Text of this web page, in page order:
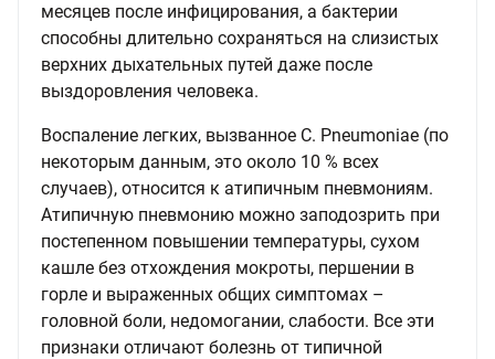
месяцев после инфицирования, а бактерии
способны длительно сохраняться на слизистых
верхних дыхательных путей даже после
выздоровления человека.
Воспаление легких, вызванное C. Pneumoniae (по
некоторым данным, это около 10 % всех
случаев), относится к атипичным пневмониям.
Атипичную пневмонию можно заподозрить при
постепенном повышении температуры, сухом
кашле без отхождения мокроты, першении в
горле и выраженных общих симптомах –
головной боли, недомогании, слабости. Все эти
признаки отличают болезнь от типичной